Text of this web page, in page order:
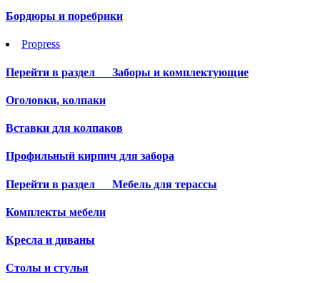
Бордюры и поребрики
Propress
Перейти в раздел Заборы и комплектующие
Оголовки, колпаки
Вставки для колпаков
Профильный кирпич для забора
Перейти в раздел Мебель для терассы
Комплекты мебели
Кресла и диваны
Столы и стулья